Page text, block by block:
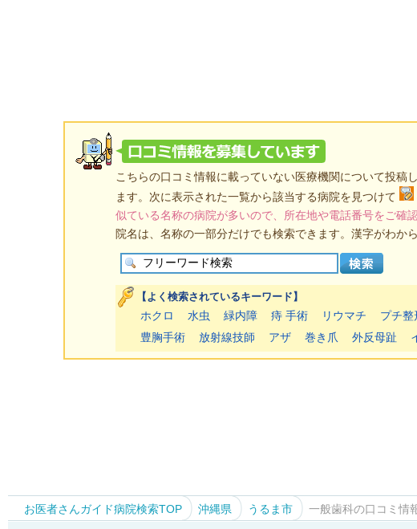
こちらの口コミ情報に載っていない医療機関について投稿
ます。次に表示された一覧から該当する病院を見つけて
似ている名称の病院が多いので、所在地や電話番号をご確
院名は、名称の一部分だけでも検索できます。漢字がわか
【よく検索されているキーワード】
ホクロ 水虫 緑内障 痔 手術 リウマチ プチ整
豊胸手術
放射線技師 アザ 巻き爪 外反母趾
お医者さんガイド病院検索TOP 沖縄県 うるま市 一般歯科の口コミ情